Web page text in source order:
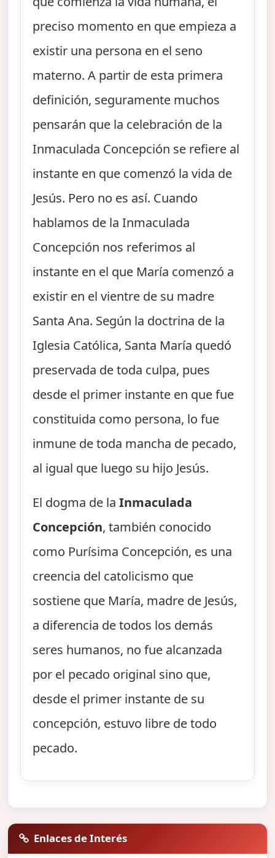
preciso momento en que empieza a
existir una persona en el seno
materno. A partir de esta primera
definición, seguramente muchos
pensarán que la celebración de la
Inmaculada Concepción se refiere al
instante en que comenzó la vida de
Jesús. Pero no es así. Cuando
hablamos de la Inmaculada
Concepción nos referimos al
instante en el que María comenzó a
existir en el vientre de su madre
Santa Ana. Según la doctrina de la
Iglesia Católica, Santa María quedó
preservada de toda culpa, pues
desde el primer instante en que fue
constituida como persona, lo fue
inmune de toda mancha de pecado,
al igual que luego su hijo Jesús.
El dogma de laInmaculada
Concepción, también conocido
como Purísima Concepción, es una
creencia del catolicismo que
sostiene que María, madre de Jesús,
a diferencia de todos los demás
seres humanos, no fue alcanzada
por el pecado original sino que,
desde el primer instante de su
concepción, estuvo libre de todo
pecado.
Enlaces de Interés